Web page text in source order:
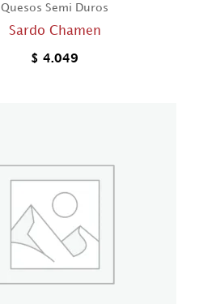
Quesos Semi Duros
Sardo Chamen
$ 4.049